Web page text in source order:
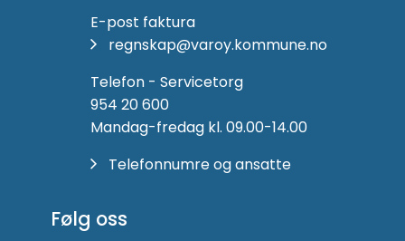
E-post faktura
regnskap@varoy.kommune.no
Telefon - Servicetorg
954 20 600
Mandag-fredag kl. 09.00-14.00
Telefonnumre og ansatte
Følg oss